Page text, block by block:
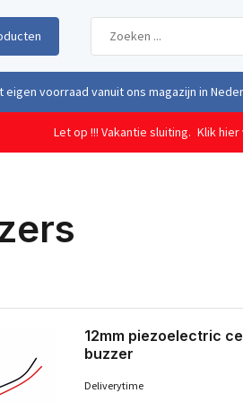
eigen voorraad vanuit ons magazijn in
Let op !!! Vakantie sluiting. Klik
12mm piezoelectric
buzzer
Deliverytime